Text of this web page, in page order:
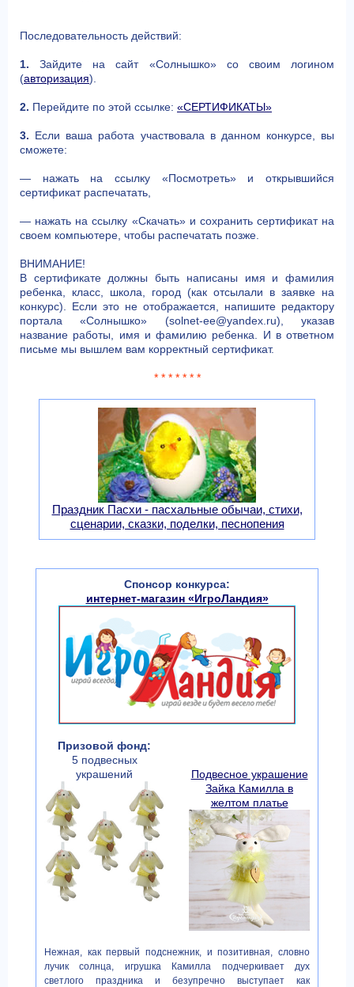
Последовательность действий:
1. Зайдите на сайт «Солнышко» со своим логином
(авторизация).
2. Перейдите по этой ссылке: «СЕРТИФИКАТЫ»
3. Если ваша работа участвовала в данном конкурсе, вы
сможете:
— нажать на ссылку «Посмотреть» и открывшийся
сертификат распечатать,
— нажать на ссылку «Скачать» и сохранить сертификат на
своем компьютере, чтобы распечатать позже.
ВНИМАНИЕ!
В сертификате должны быть написаны имя и фамилия
ребенка, класс, школа, город (как отсылали в заявке на
конкурс). Если это не отображается, напишите редактору
портала «Солнышко» (solnet-ee@yandex.ru), указав
название работы, имя и фамилию ребенка. И в ответном
письме мы вышлем вам корректный сертификат.
* * * * * * *
Праздник Пасхи - пасхальные обычаи, стихи,
сценарии, сказки, поделки, песнопения
Спонсор конкурса:
интернет-магазин «ИгроЛандия»
Призовой фонд:
5 подвесных
украшений
Подвесное украшение
Зайка Камилла в
желтом платье
Нежная, как первый подснежник, и позитивная, словно
лучик солнца, игрушка Камилла подчеркивает дух
светлого праздника и безупречно выступает как